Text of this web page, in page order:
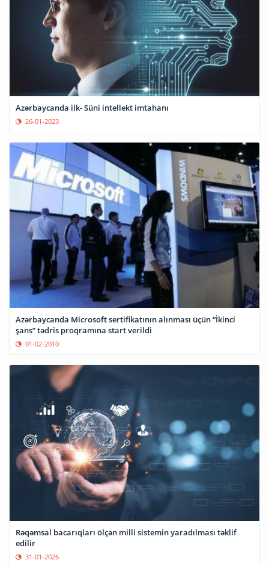
Azərbaycanda ilk- Süni intellekt imtahanı
26-01-2023
Azərbaycanda Microsoft sertifikatının alınması üçün “İkinci
şans” tədris proqramına start verildi
01-02-2010
Rəqəmsal bacarıqları ölçən milli sistemin yaradılması təklif
edilir
31-01-2026